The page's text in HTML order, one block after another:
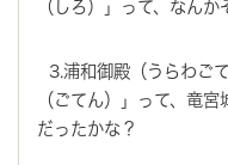
（しろ）」って、なんか
3.浦和御殿（う
（ごてん）」って、竜
だったかな？